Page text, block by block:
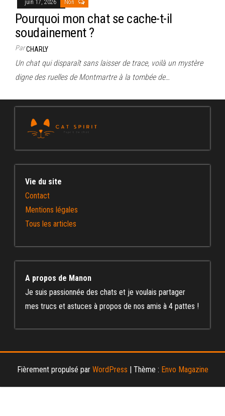
juin 17, 2026 Non
Pourquoi mon chat se cache-t-il
soudainement ?
ParCHARLY
Un chat qui disparaît sans laisser de trace, voilà un mystère
digne des ruelles de Montmartre à la tombée de…
Vie du site
Contact
Mentions légales
Tous les articles
A propos de Manon
Je suis passionnée des chats et je voulais partager
mes trucs et astuces à propos de nos amis à 4 pattes !
Fièrement propulsé par WordPress Thème : Envo Magazine